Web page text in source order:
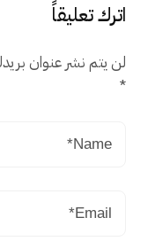
اترك تعليقاً
لن يتم نشر عنوان
*